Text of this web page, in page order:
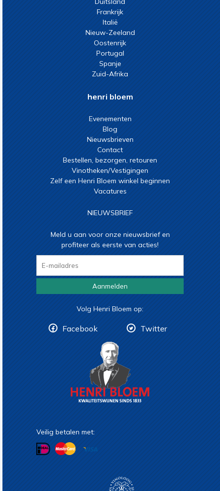
Frankrijk
Italië
Nieuw-Zeeland
Oostenrijk
Portugal
Spanje
Zuid-Afrika
henri bloem
Evenementen
Blog
Nieuwsbrieven
Contact
Bestellen, bezorgen, retouren
Vinotheken/Vestigingen
Zelf een Henri Bloem winkel beginnen
Vacatures
NIEUWSBRIEF
Meld u aan voor onze nieuwsbrief en
profiteer als eerste van acties!
Aanmelden
Volg Henri Bloem op:
Facebook Twitter
Veilig betalen met: